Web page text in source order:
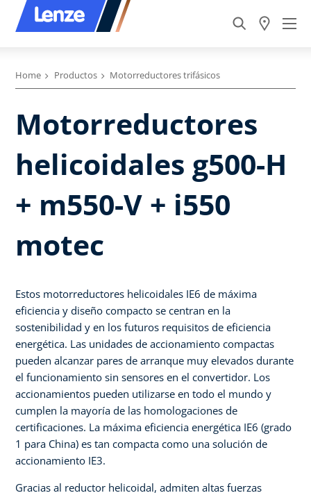
Home Productos Motorreductores trifásicos
Motorreductores
helicoidales g500-H
+ m550-V + i550
motec
Estos motorreductores helicoidales IE6 de máxima
eficiencia y diseño compacto se centran en la
sostenibilidad y en los futuros requisitos de eficiencia
energética. Las unidades de accionamiento compactas
pueden alcanzar pares de arranque muy elevados durante
el funcionamiento sin sensores en el convertidor. Los
accionamientos pueden utilizarse en todo el mundo y
cumplen la mayoría de las homologaciones de
certificaciones. La máxima eficiencia energética IE6 (grado
1 para China) es tan compacta como una solución de
accionamiento IE3.
Gracias al reductor helicoidal, admiten altas fuerzas